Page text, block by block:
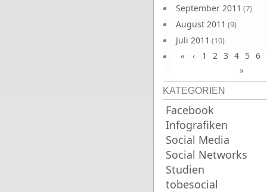
September 2011 (7)
August 2011 (9)
Juli 2011 (10)
Juni 2011(9)
« ‹ 1 2 3 4 5 6
»
KATEGORIEN
Facebook
Infografiken
Social Media
Social Networks
Studien
tobesocial